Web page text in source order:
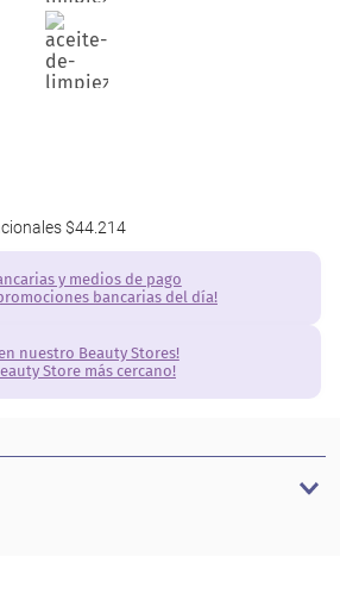
$44.214
y medios de pago
bancarias del día!
nuestro Beauty Stores!
Store más cercano!